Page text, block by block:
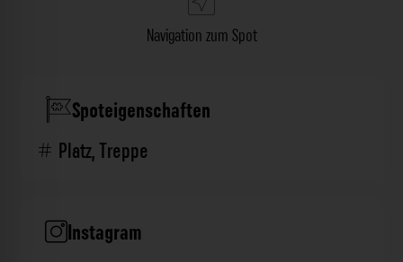
Navigation zum Spot
Spoteigenschaften
Platz,Treppe
Instagram